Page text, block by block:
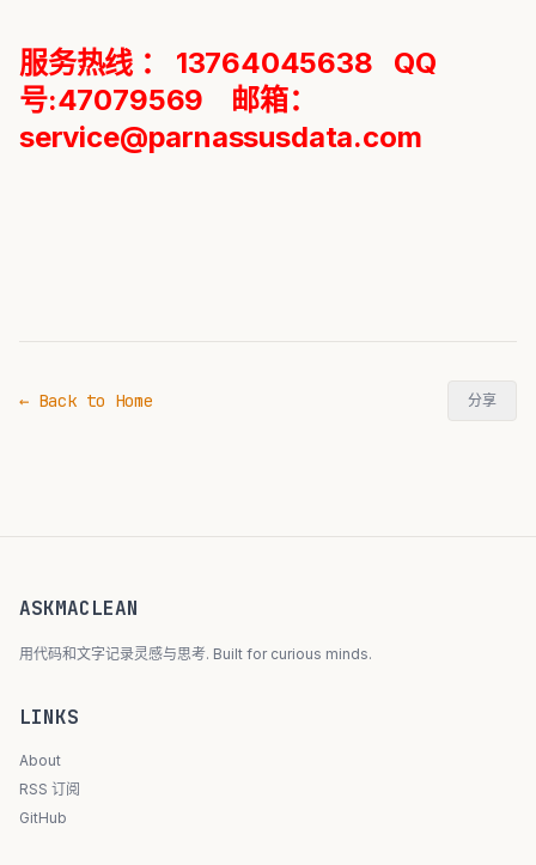
服务热线 ： 13764045638 QQ
号:47079569 邮箱：
service@parnassusdata.com
← Back to Home 分享
ASKMACLEAN
用代码和文字记录灵感与思考. Built for curious minds.
LINKS
About
RSS 订阅
GitHub